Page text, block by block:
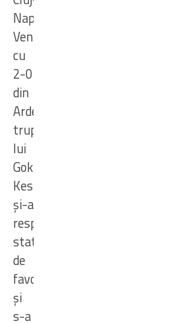
Napoca.
Venită
cu
2-0
din
Ardeal,
trupa
lui
Gokhan
Keskin
și-a
respectat
statutul
de
favorită
și
s-a